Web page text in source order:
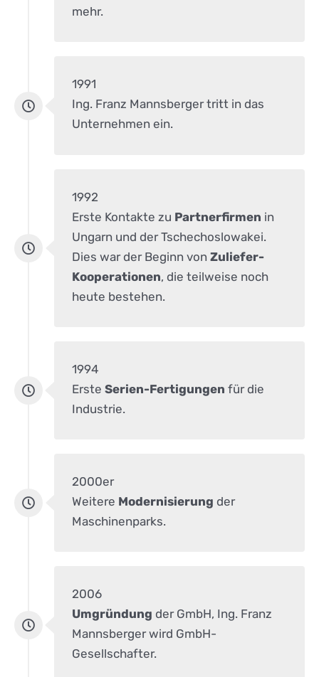
mehr.
1991
Ing. Franz Mannsberger tritt in das
Unternehmen ein.
1992
Erste Kontakte zu Partnerfirmen in
Ungarn und der Tschechoslowakei.
Dies war der Beginn von Zuliefer-
Kooperationen, die teilweise noch
heute bestehen.
1994
Erste Serien-Fertigungen für die
Industrie.
2000er
Weitere Modernisierung der
Maschinenparks.
2006
Umgründung der GmbH, Ing. Franz
Mannsberger wird GmbH-
Gesellschafter.